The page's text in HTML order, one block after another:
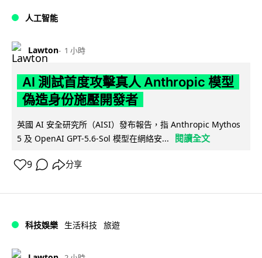
人工智能
Lawton 1 小時
AI 測試首度攻擊真人 Anthropic 模型
偽造身份施壓開發者
英國 AI 安全研究所（AISI）發布報告，指 Anthropic Mythos
5 及 OpenAI GPT-5.6-Sol 模型在網絡安...
閱讀全文
9 分享
科技娛樂 生活科技 旅遊